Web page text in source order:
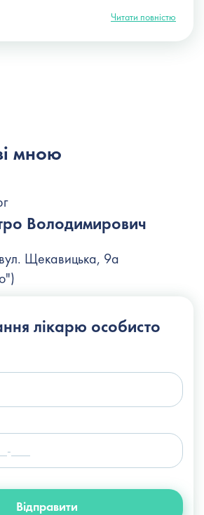
Читати повністю
мною
Володимирович
Щекавицька, 9а
лікарю особисто
Відправити